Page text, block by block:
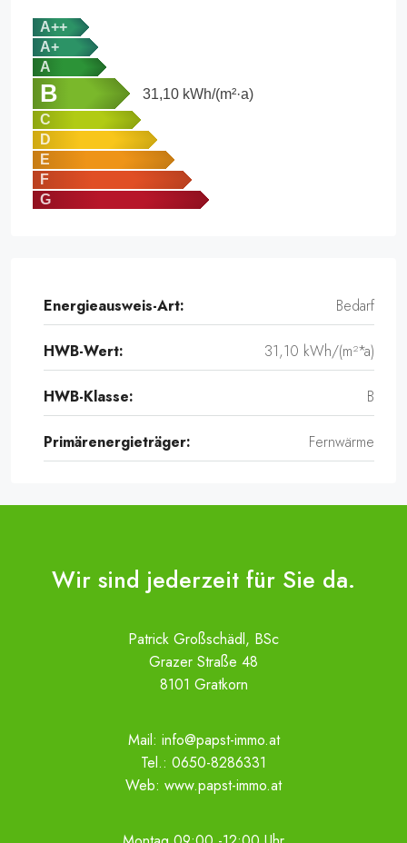
A++
A+
A
B 31,10 kWh/(m²·a)
C
D
E
F
G
Energieausweis-Art: Bedarf
HWB-Wert: 31,10 kWh/(m²*a)
HWB-Klasse: B
Primärenergieträger: Fernwärme
Wir sind jederzeit für Sie da.
Patrick Großschädl, BSc
Grazer Straße 48
8101 Gratkorn
Mail: info@papst-immo.at
Tel.: 0650-8286331
Web: www.papst-immo.at